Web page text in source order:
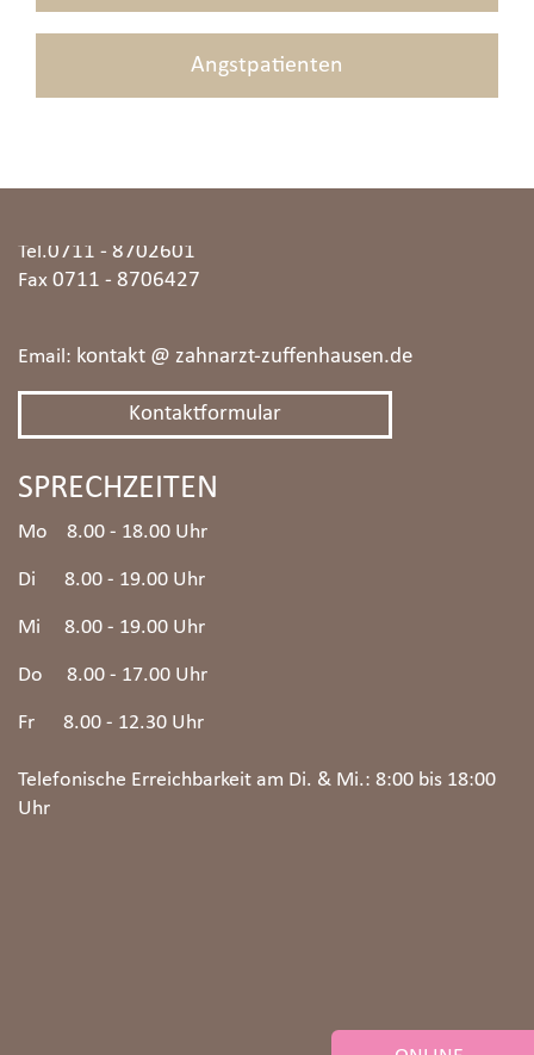
Angstpatienten
Tel.0711 - 8702601
Fax 0711 - 8706427
Email: kontakt @ zahnarzt-zuffenhausen.de
Kontaktformular
SPRECHZEITEN
Mo 8.00 - 18.00 Uhr
Di 8.00 - 19.00 Uhr
Mi 8.00 - 19.00 Uhr
Do 8.00 - 17.00 Uhr
Fr 8.00 - 12.30 Uhr
Telefonische Erreichbarkeit am Di. & Mi.: 8:00 bis 18:00
Uhr